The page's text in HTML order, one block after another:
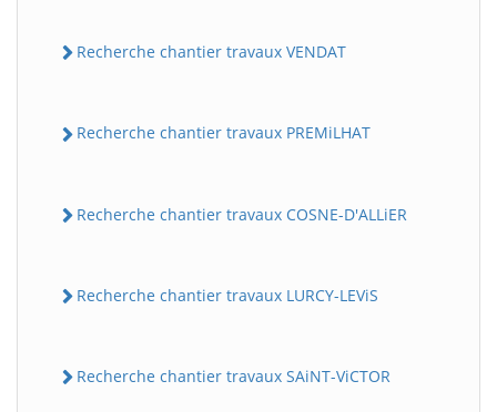
Recherche chantier travaux VENDAT
Recherche chantier travaux PREMiLHAT
Recherche chantier travaux COSNE-D'ALLiER
Recherche chantier travaux LURCY-LEViS
Recherche chantier travaux SAiNT-ViCTOR